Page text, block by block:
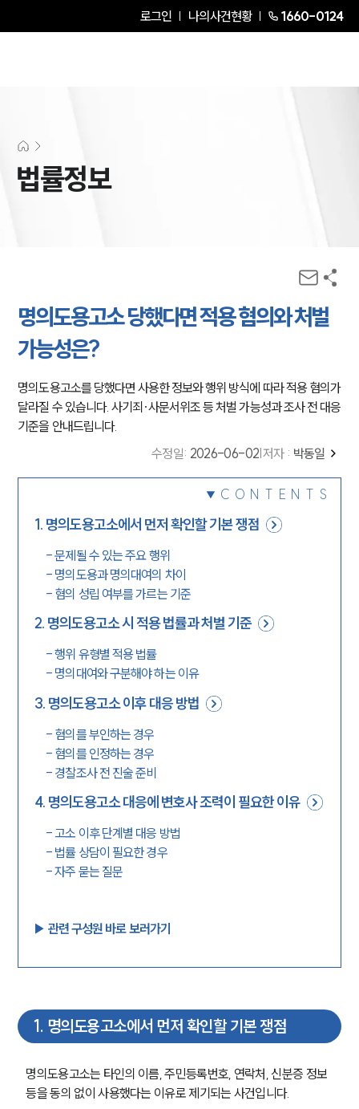
로그인 나의사건현황 1660-0124
법률정보
명의도용고소 당했다면 적용 혐의와 처벌
가능성은?
명의도용고소를 당했다면 사용한 정보와 행위 방식에 따라 적용 혐의가
달라질 수 있습니다. 사기죄·사문서위조 등 처벌 가능성과 조사 전 대응
기준을 안내드립니다.
수정일: 2026-06-02 저자 : 박동일
CONTENTS
1. 명의도용고소에서 먼저 확인할 기본 쟁점
-문제될 수 있는 주요 행위
- 명의도용과 명의대여의 차이
- 혐의 성립 여부를 가르는 기준
2. 명의도용고소 시 적용 법률과 처벌 기준
-행위 유형별 적용 법률
- 명의대여와 구분해야 하는 이유
3. 명의도용고소 이후 대응 방법
- 혐의를 부인하는 경우
- 혐의를 인정하는 경우
- 경찰조사 전 진술 준비
4. 명의도용고소 대응에 변호사 조력이 필요한 이유
-고소 이후 단계별 대응 방법
- 법률 상담이 필요한 경우
-자주 묻는 질문
▶︎ 관련 구성원 바로 보러가기
1. 명의도용고소에서 먼저 확인할 기본 쟁점
명의도용고소는 타인의 이름, 주민등록번호, 연락처, 신분증 정보
등을 동의 없이 사용했다는 이유로 제기되는 사건입니다.